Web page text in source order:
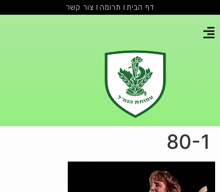
דף הבית תרומה צור קשר
80-1